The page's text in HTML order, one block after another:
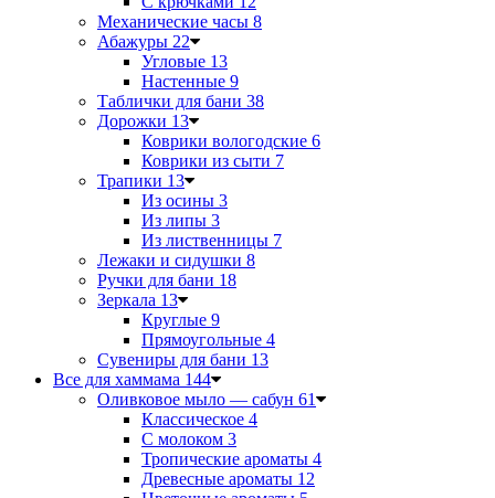
Механические часы 8
Абажуры 22
Угловые 13
Настенные 9
Таблички для бани 38
Дорожки 13
Коврики вологодские 6
Коврики из сыти 7
Трапики 13
Из осины 3
Из липы 3
Из лиственницы 7
Лежаки и сидушки 8
Ручки для бани 18
Зеркала 13
Круглые 9
Прямоугольные 4
Сувениры для бани 13
Все для хаммама 144
Оливковое мыло — сабун 61
Классическое 4
С молоком 3
Тропические ароматы 4
Древесные ароматы 12